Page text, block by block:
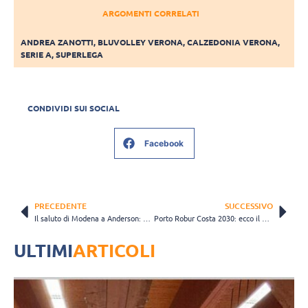
ARGOMENTI CORRELATI
ANDREA ZANOTTI, BLUVOLLEY VERONA,CALZEDONIA VERONA,
SERIE A,SUPERLEGA
CONDIVIDI SUI SOCIAL
Facebook
PRECEDENTE SUCCESSIVO
ULTIMIARTICOLI